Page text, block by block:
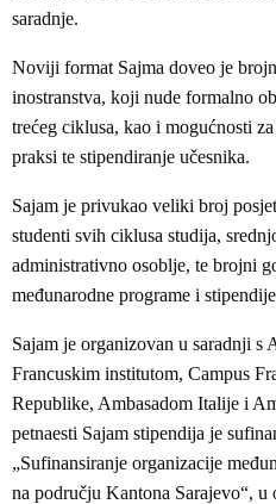
saradnje.
Noviji format Sajma doveo je
inostranstva, koji nude formalno
trećeg ciklusa, kao i mogućnosti
praksi te stipendiranje učesnika.
Sajam je privukao veliki broj
studenti svih ciklusa studija,
administrativno osoblje, te brojni
međunarodne programe i
Sajam je organizovan u saradnji s
Francuskim institutom, Campus
Republike, Ambasadom Italije i
petnaesti Sajam stipendija je
„Sufinansiranje organizacije
na području Kantona Sarajevo“,